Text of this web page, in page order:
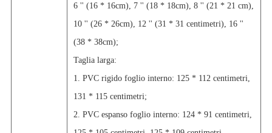
6 '' (16 * 16cm), 7 '' (18 * 18cm), 8 '' (21 * 21 cm),
10 '' (26 * 26cm), 12 '' (31 * 31 centimetri), 16 ''
(38 * 38cm);
Taglia larga:
1. PVC rigido foglio interno: 125 * 112 centimetri,
131 * 115 centimetri;
2. PVC espanso foglio interno: 124 * 91 centimetri,